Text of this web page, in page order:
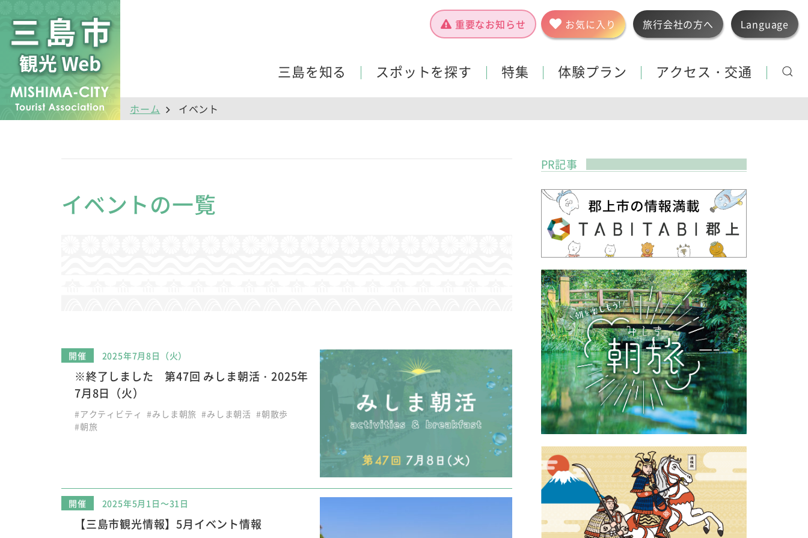
重要なお知らせ お気に入り 旅行会社の方へ Language
三島を知る スポットを探す 特集 体験プラン アクセス・交通
ホーム イベント
イベントの一覧
開催 2025年7月8日（火）
※終了しました 第47回 みしま朝活・2025年
7月8日（火）
#アクティビティ #みしま朝旅 #みしま朝活 #朝散歩
#朝旅
開催 2025年5月1日～31日
【三島市観光情報】5月イベント情報
PR記事